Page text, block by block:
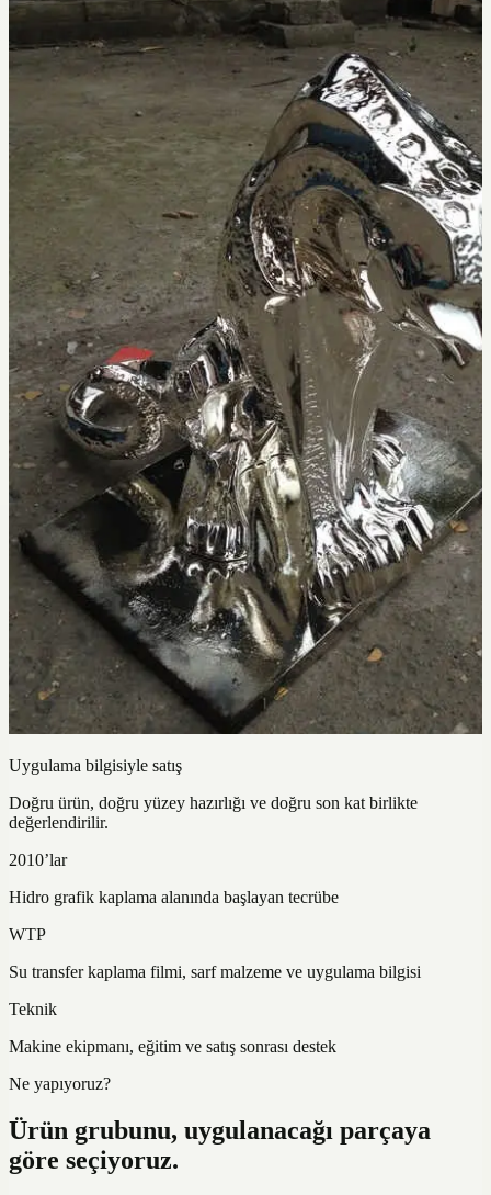
Uygulama bilgisiyle satış
Doğru ürün, doğru yüzey hazırlığı ve doğru son kat birlikte
değerlendirilir.
2010’lar
Hidro grafik kaplama alanında başlayan tecrübe
WTP
Su transfer kaplama filmi, sarf malzeme ve uygulama bilgisi
Teknik
Makine ekipmanı, eğitim ve satış sonrası destek
Ne yapıyoruz?
Ürün grubunu, uygulanacağı parçaya
göre seçiyoruz.